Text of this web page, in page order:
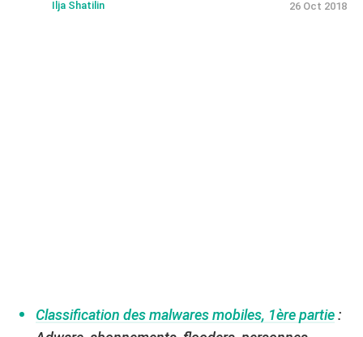
Ilja Shatilin 26 Oct 2018
Classification des malwares mobiles, 1ère partie: